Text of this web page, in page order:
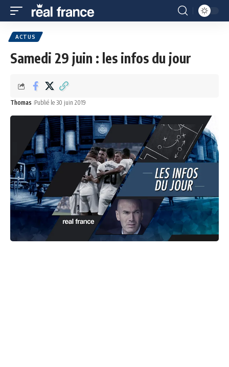
ACTUS
Samedi 29 juin : les infos du jour
Thomas Publié le 30 juin 2019